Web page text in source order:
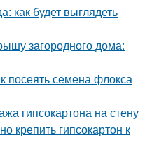
как будет выглядеть
загородного дома:
посеять семена флокса
гипсокартона на стену
крепить гипсокартон к